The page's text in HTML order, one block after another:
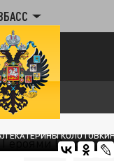
ЕКАТЕРИНЫ